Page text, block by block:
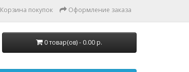
Корзина покупок Оформление заказа
0 товар(ов) - 0.00 р.